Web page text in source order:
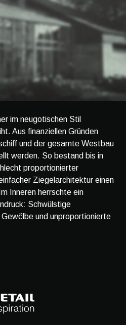
im neugotischen Stil
Aus finanziellen Gründen
und der gesamte Westbau
werden. So bestand bis in
proportionierter
Ziegelarchitektur einen
Inneren herrschte ein
Schwülstige
und unproportionierte